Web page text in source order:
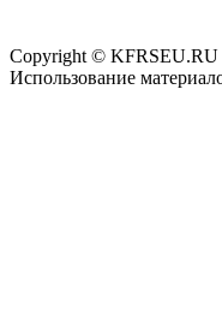
Copyright © KFRSEU.RU
Использование